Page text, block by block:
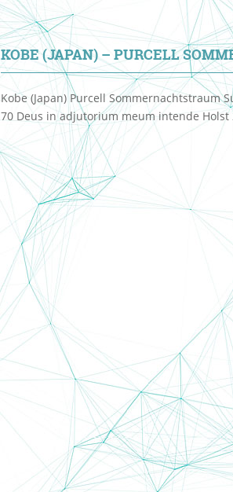
KOBE (JAPAN) – PURCELL
Kobe (Japan) Purcell Sommernachtstraum
70 Deus in adjutorium meum intende Holst